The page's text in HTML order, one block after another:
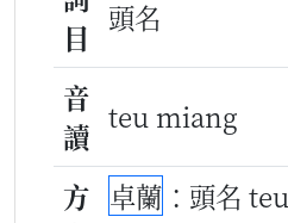
目
頭名
音
讀
teu miang
方 卓蘭 ：頭名 teu